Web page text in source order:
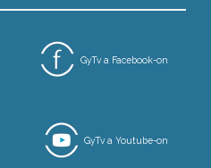
GyTv a Facebook-on
GyTv a Youtube-on